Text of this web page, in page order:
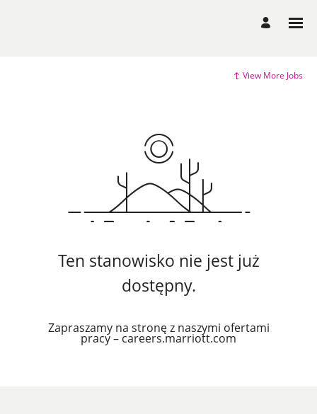
View More Jobs
Ten stanowisko nie jest już
dostępny.
Zapraszamy na stronę z naszymi ofertami
pracy – careers.marriott.com